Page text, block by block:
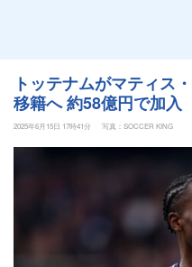
トッテナムがマティス
移籍へ 約58億円で加入
2025年6月15日 17時41分
写真：SOCCER KING